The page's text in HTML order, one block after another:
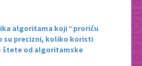
algoritama koji “proriču
su precizni, koliko koristi
štete od algoritamske